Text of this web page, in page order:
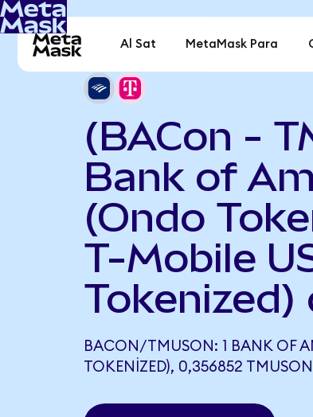
Al Sat MetaMask Para
(BACon -
Bank of
(Ondo
T-Mobile
BACON/TMUSON: 1 BANK OF
TOKENIZED), 0,356852 TMUSON